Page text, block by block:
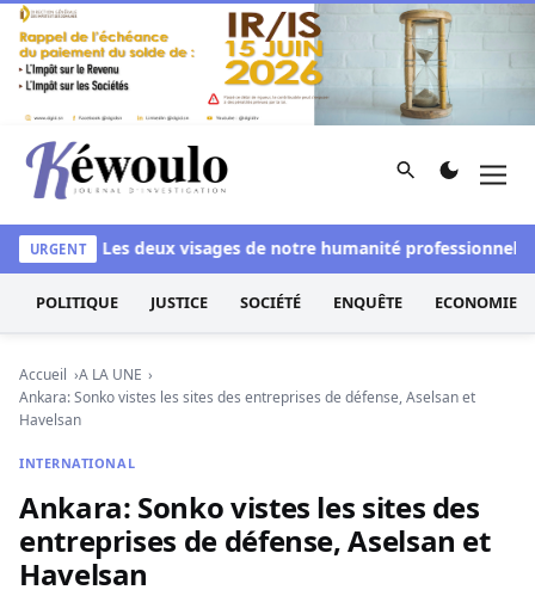
Aller au contenu
Kéwoulo, le premier site d'information et d'investigation
Rechercher
URGENTLes deux visages de notre humanité professionnelle :
POLITIQUE JUSTICE SOCIÉTÉ ENQUÊTE ECONOMIE
Accueil
A LA UNE
Ankara: Sonko vistes les sites des entreprises de défense, Aselsan et
Havelsan
INTERNATIONAL
Ankara: Sonko vistes les sites des
entreprises de défense, Aselsan et
Havelsan